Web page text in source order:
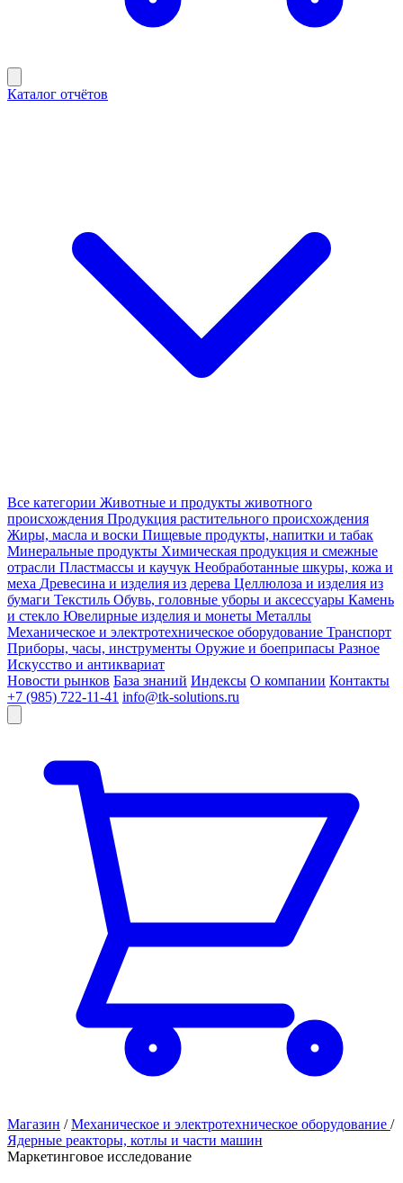
Каталог отчётов
Все категории Животные и продукты животного
происхождения Продукция растительного происхождения
Жиры, масла и воски Пищевые продукты, напитки и табак
Минеральные продукты Химическая продукция и смежные
отрасли Пластмассы и каучук Необработанные шкуры, кожа и
меха Древесина и изделия из дерева Целлюлоза и изделия из
бумаги Текстиль Обувь, головные уборы и аксессуары Камень
и стекло Ювелирные изделия и монеты Металлы
Механическое и электротехническое оборудование Транспорт
Приборы, часы, инструменты Оружие и боеприпасы Разное
Искусство и антиквариат
Новости рынков База знаний Индексы О компании Контакты
+7 (985) 722-11-41 info@tk-solutions.ru
Магазин / Механическое и электротехническое оборудование /
Ядерные реакторы, котлы и части машин
Маркетинговое исследование